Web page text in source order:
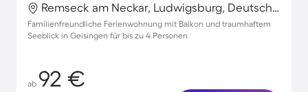
Remseck am Neckar, Ludwigsburg, Deutschland
Familienfreundliche Ferienwohnung mit Balkon und traumhaftem
Seeblick in Geisingen für bis zu 4 Personen
ab 92 €